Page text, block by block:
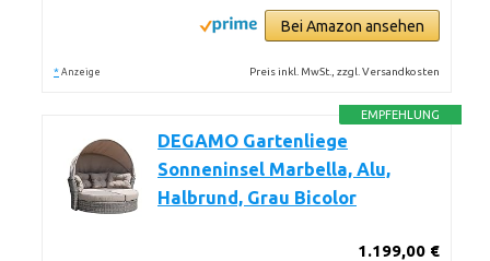
Bei Amazon ansehen
* Anzeige Preis inkl. MwSt., zzgl. Versandkosten
EMPFEHLUNG
DEGAMO Gartenliege
Sonneninsel Marbella, Alu,
Halbrund, Grau Bicolor
1.199,00 €